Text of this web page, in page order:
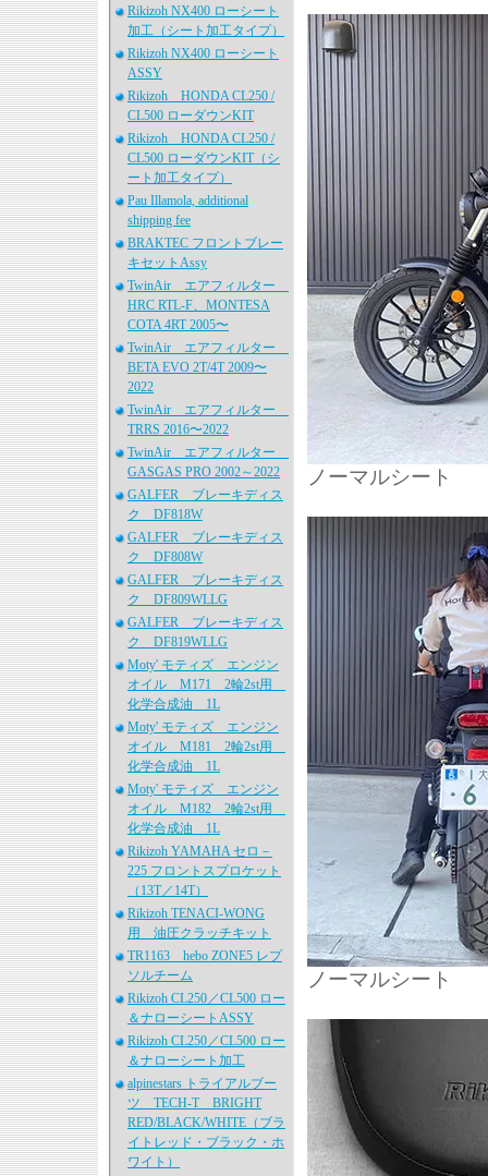
Rikizoh NX400 ローシート
加工（シート加工タイプ）
Rikizoh NX400 ローシート
ASSY
Rikizoh HONDA CL250 /
CL500 ローダウンKIT
Rikizoh HONDA CL250 /
CL500 ローダウンKIT（シ
ート加工タイプ）
Pau Illamola, additional
shipping fee
BRAKTEC フロントブレー
キセットAssy
TwinAir エアフィルター
HRC RTL-F、MONTESA
COTA 4RT 2005〜
TwinAir エアフィルター
BETA EVO 2T/4T 2009〜
2022
TwinAir エアフィルター
TRRS 2016〜2022
TwinAir エアフィルター
GASGAS PRO 2002～2022
GALFER ブレーキディス
ク DF818W
GALFER ブレーキディス
ク DF808W
GALFER ブレーキディス
ク DF809WLLG
GALFER ブレーキディス
ク DF819WLLG
Moty' モティズ エンジン
オイル M171 2輪2st用
化学合成油 1L
Moty' モティズ エンジン
オイル M181 2輪2st用
化学合成油 1L
Moty' モティズ エンジン
オイル M182 2輪2st用
化学合成油 1L
Rikizoh YAMAHA セロ－
225 フロントスプロケット
（13T／14T）
Rikizoh TENACI-WONG
用 油圧クラッチキット
TR1163 hebo ZONE5 レプ
ソルチーム
Rikizoh CL250／CL500 ロー
＆ナローシートASSY
Rikizoh CL250／CL500 ロー
＆ナローシート加工
alpinestars トライアルブー
ツ TECH-T BRIGHT
RED/BLACK/WHITE（ブラ
イトレッド・ブラック・ホ
ワイト）
ノーマルシート
ノーマルシート